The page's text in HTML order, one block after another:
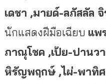
เดชา ,มายด์-ลภัสลัล
นักแสดงฝีมือเฉียบ แพ
ภาณุโชค ,เป้ย-ปานว
หิรัญพฤกษ์ ,ไผ่-พาทิ